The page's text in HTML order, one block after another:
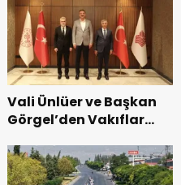
Vali Ünlüer ve Başkan
Görgel’den Vakıflar
ziyaret.